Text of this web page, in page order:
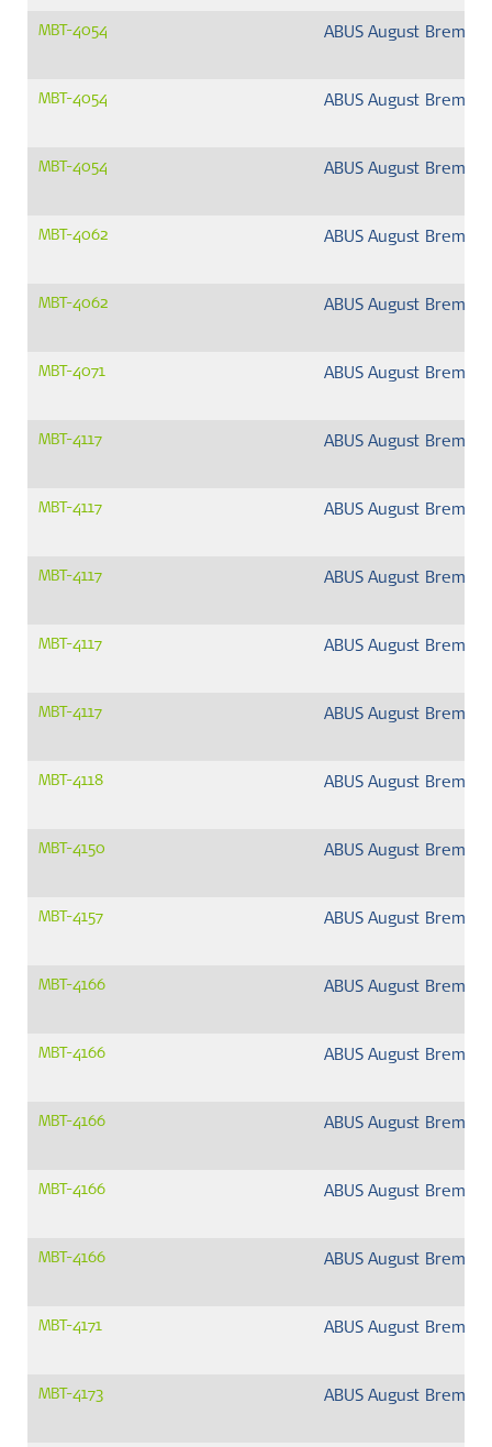
MBT-4054 ABUS August
MBT-4054 ABUS August
MBT-4054 ABUS August
MBT-4062 ABUS August
MBT-4062 ABUS August
MBT-4071 ABUS August
MBT-4117 ABUS August
MBT-4117 ABUS August
MBT-4117 ABUS August
MBT-4117 ABUS August
MBT-4117 ABUS August
MBT-4118 ABUS August
MBT-4150 ABUS August
MBT-4157 ABUS August
MBT-4166 ABUS August
MBT-4166 ABUS August
MBT-4166 ABUS August
MBT-4166 ABUS August
MBT-4166 ABUS August
MBT-4171 ABUS August
MBT-4173 ABUS August